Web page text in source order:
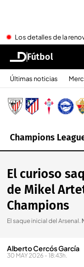
Los detalles de la
Fútbol
Últimas noticias
Champions
El curioso
de Mikel
Champions
El saque inicial del Arsenal.
Alberto Cercós García
30 MAY 2026 - 18:43h.